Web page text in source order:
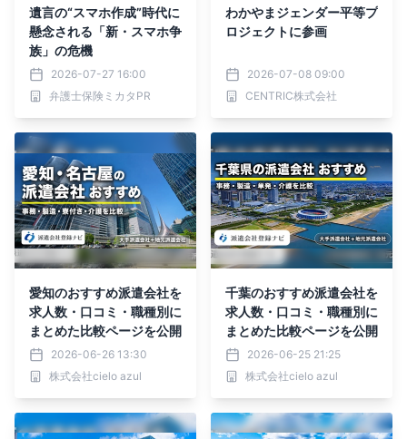
遺言の“スマホ作成”時代に
懸念される「新・スマホ争
族」の危機
2026-07-27 16:00
弁護士保険ミカタPR
わかやまジェンダー平等プ
ロジェクトに参画
2026-07-08 09:00
CENTRIC株式会社
愛知のおすすめ派遣会社を
求人数・口コミ・職種別に
まとめた比較ページを公開
2026-06-26 13:30
株式会社cielo azul
千葉のおすすめ派遣会社を
求人数・口コミ・職種別に
まとめた比較ページを公開
2026-06-25 21:25
株式会社cielo azul